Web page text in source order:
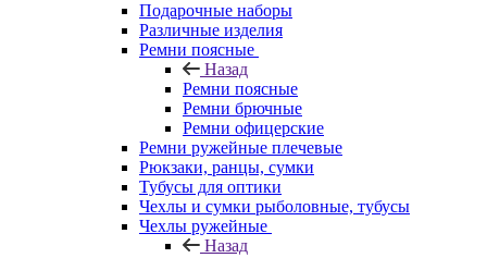
Подарочные наборы
Различные изделия
Ремни поясные
Назад
Ремни поясные
Ремни брючные
Ремни офицерские
Ремни ружейные плечевые
Рюкзаки, ранцы, сумки
Тубусы для оптики
Чехлы и сумки рыболовные, тубусы
Чехлы ружейные
Назад